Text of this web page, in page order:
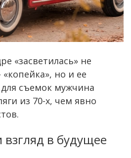
«засветилась» не
но и ее
съемок мужчина
из 70-х, чем явно
в будущее